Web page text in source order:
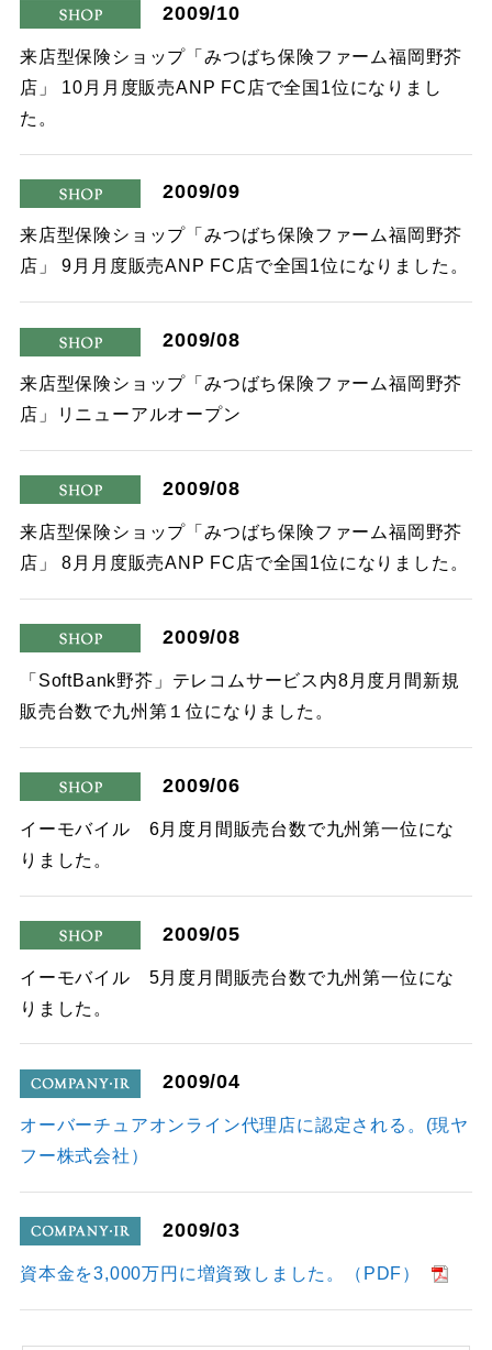
shop
2009/10
来店型保険ショップ「みつばち保険ファーム福岡野芥
店」 10月月度販売ANP FC店で全国1位になりまし
た。
shop
2009/09
来店型保険ショップ「みつばち保険ファーム福岡野芥
店」 9月月度販売ANP FC店で全国1位になりました。
shop
2009/08
来店型保険ショップ「みつばち保険ファーム福岡野芥
店」リニューアルオープン
shop
2009/08
来店型保険ショップ「みつばち保険ファーム福岡野芥
店」 8月月度販売ANP FC店で全国1位になりました。
shop
2009/08
「SoftBank野芥」テレコムサービス内8月度月間新規
販売台数で九州第１位になりました。
shop
2009/06
イーモバイル 6月度月間販売台数で九州第一位にな
りました。
shop
2009/05
イーモバイル 5月度月間販売台数で九州第一位にな
りました。
company
2009/04
オーバーチュアオンライン代理店に認定される。(現ヤ
フー株式会社）
company
2009/03
資本金を3,000万円に増資致しました。（PDF）